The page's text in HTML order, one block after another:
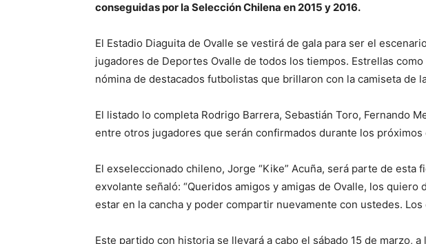
conseguidas por la Selección Chilena en 2015 y 2016.
El Estadio Diaguita de Ovalle se vestirá de gala para ser el
jugadores de Deportes Ovalle de todos los tiempos. Estrellas
nómina de destacados futbolistas que brillaron con la camiseta de
El listado lo completa Rodrigo Barrera, Sebastián Toro, Fernando
entre otros jugadores que serán confirmados durante los próximos
El exseleccionado chileno, Jorge “Kike” Acuña, será parte de
exvolante señaló: “Queridos amigos y amigas de Ovalle, los
estar en la cancha y poder compartir nuevamente con ustedes.
Este partido con historia se llevará a cabo el sábado 15 de marzo,